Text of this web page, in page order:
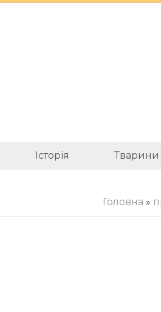
Історія Тварини
Головна »